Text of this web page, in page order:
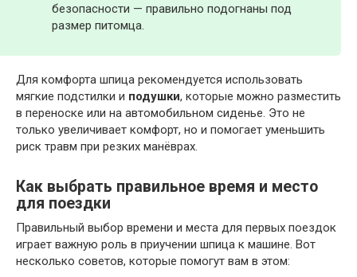
безопасности — правильно подогнаны под
размер питомца.
Для комфорта шпица рекомендуется использовать
мягкие подстилки и подушки, которые можно разместить
в переноске или на автомобильном сиденье. Это не
только увеличивает комфорт, но и помогает уменьшить
риск травм при резких манёврах.
Как выбрать правильное время и место
для поездки
Правильный выбор времени и места для первых поездок
играет важную роль в приучении шпица к машине. Вот
несколько советов, которые помогут вам в этом: